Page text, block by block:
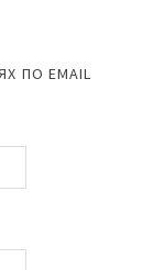
ПО EMAIL